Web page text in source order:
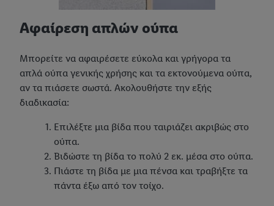
Αφαίρεση απλών ούπα
Μπορείτε να αφαιρέσετε εύκολα και γρήγορα τα
απλά ούπα γενικής χρήσης και τα εκτονούμενα ούπα,
αν τα πιάσετε σωστά. Ακολουθήστε την εξής
διαδικασία:
Επιλέξτε μια βίδα που ταιριάζει ακριβώς στο
ούπα.
Βιδώστε τη βίδα το πολύ 2 εκ. μέσα στο ούπα.
Πιάστε τη βίδα με μια πένσα και τραβήξτε τα
πάντα έξω από τον τοίχο.